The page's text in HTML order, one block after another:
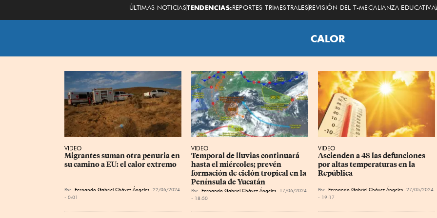
ÚLTIMAS NOTICIASTENDENCIAS:REPORTES TRIMESTRALESREVISIÓN DEL T-MECALIANZA EDUCATIVA
CALOR
VIDEO
Migrantes suman otra penuria en
su camino a EU: el calor extremo
Por Fernando Gabriel Chávez Ángeles 22/06/2024
- 0:01
VIDEO
Temporal de lluvias continuará
hasta el miércoles; prevén
formación de ciclón tropical en la
Península de Yucatán
Por Fernando Gabriel Chávez Ángeles
17/06/2024
- 18:50
VIDEO
Ascienden a 48 las defunciones
por altas temperaturas en la
República
Por Fernando Gabriel Chávez Ángeles 27/05/2024
- 19:17